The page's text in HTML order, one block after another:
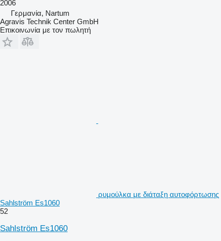
2006
Γερμανία, Nartum
Agravis Technik Center GmbH
Επικοινωνία με τον πωλητή
ρυμούλκα με διάταξη αυτοφόρτωσης
Sahlström Es1060
52
Sahlström Es1060